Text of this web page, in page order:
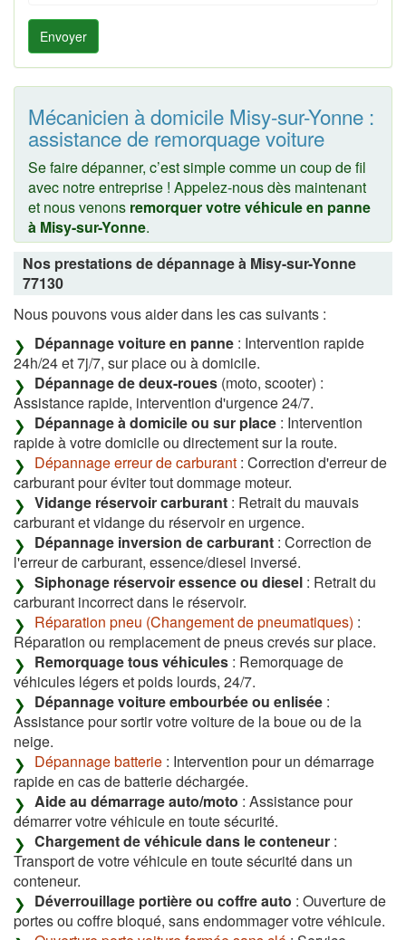
Envoyer
Mécanicien à domicile Misy-sur-Yonne :
assistance de remorquage voiture
Se faire dépanner, c’est simple comme un coup de fil
avec notre entreprise ! Appelez-nous dès maintenant
et nous venons remorquer votre véhicule en panne
à Misy-sur-Yonne.
Nos prestations de dépannage à Misy-sur-Yonne
77130
Nous pouvons vous aider dans les cas suivants :
Dépannage voiture en panne : Intervention rapide
24h/24 et 7j/7, sur place ou à domicile.
Dépannage de deux-roues (moto, scooter) :
Assistance rapide, intervention d'urgence 24/7.
Dépannage à domicile ou sur place : Intervention
rapide à votre domicile ou directement sur la route.
Dépannage erreur de carburant : Correction d'erreur de
carburant pour éviter tout dommage moteur.
Vidange réservoir carburant : Retrait du mauvais
carburant et vidange du réservoir en urgence.
Dépannage inversion de carburant : Correction de
l'erreur de carburant, essence/diesel inversé.
Siphonage réservoir essence ou diesel : Retrait du
carburant incorrect dans le réservoir.
Réparation pneu (Changement de pneumatiques) :
Réparation ou remplacement de pneus crevés sur place.
Remorquage tous véhicules : Remorquage de
véhicules légers et poids lourds, 24/7.
Dépannage voiture embourbée ou enlisée :
Assistance pour sortir votre voiture de la boue ou de la
neige.
Dépannage batterie : Intervention pour un démarrage
rapide en cas de batterie déchargée.
Aide au démarrage auto/moto : Assistance pour
démarrer votre véhicule en toute sécurité.
Chargement de véhicule dans le conteneur :
Transport de votre véhicule en toute sécurité dans un
conteneur.
Déverrouillage portière ou coffre auto : Ouverture de
portes ou coffre bloqué, sans endommager votre véhicule.